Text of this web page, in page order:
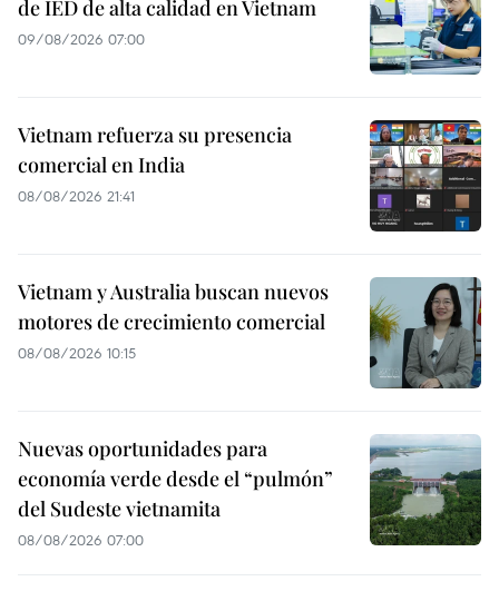
de IED de alta calidad en Vietnam
09/08/2026 07:00
Vietnam refuerza su presencia
comercial en India
08/08/2026 21:41
Vietnam y Australia buscan nuevos
motores de crecimiento comercial
08/08/2026 10:15
Nuevas oportunidades para
economía verde desde el “pulmón”
del Sudeste vietnamita
08/08/2026 07:00